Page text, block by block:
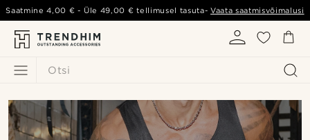
Otsi
Saatmine4,00 € - Üle 49,00 € tellimusel tasuta-Vaata saatmisvõimalusi